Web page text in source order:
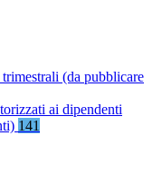
trimestrali (da pubblicare
ai dipendenti
141